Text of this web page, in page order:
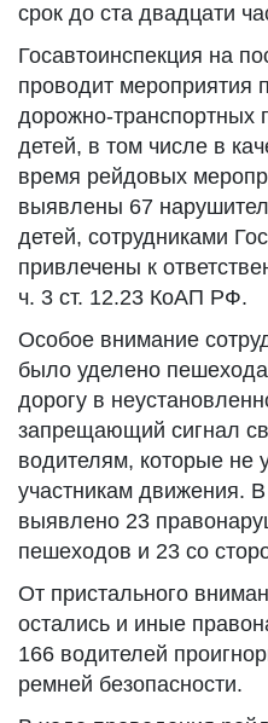
срок до ста двадцати
Госавтоинспекция на
проводит мероприятия
дорожно-транспортных
детей, в том числе в
время рейдовых
выявлены 67
детей, сотрудниками
привлечены к
ч. 3 ст. 12.23 КоАП РФ.
Особое внимание
было уделено
дорогу в
запрещающий сигнал
водителям, которые не
участникам движения.
выявлено 23
пешеходов и 23 со
От пристального
остались и иные
166 водителей
ремней безопасности.